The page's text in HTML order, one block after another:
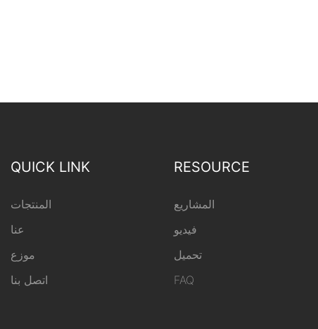
QUICK LINK
المنتجات
عنا
موزع
اتصل بنا
RESOURCE
المشاريع
فيديو
تحميل
FAQ